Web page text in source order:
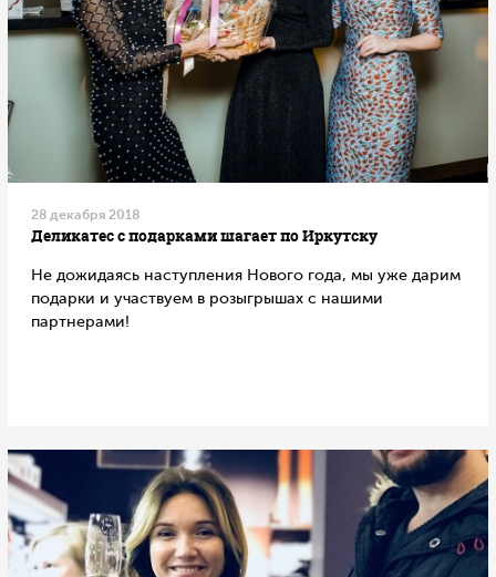
28 декабря 2018
Деликатес с подарками шагает по Иркутску
Не дожидаясь наступления Нового года, мы уже дарим
подарки и участвуем в розыгрышах с нашими
партнерами!